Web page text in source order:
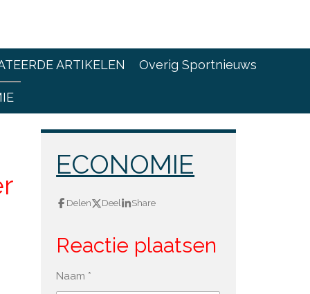
ARTIKELEN Overig Sportnieuws
ECONOMIE
Delen Deel Share
Reactie plaatsen
Naam *